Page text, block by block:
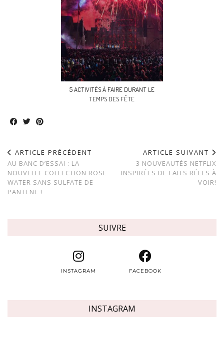
5 ACTIVITÉS À FAIRE DURANT LE
TEMPS DES FÊTE
ARTICLE PRÉCÉDENT
AU BANC D’ESSAI : LA
NOUVELLE COLLECTION ROSE
WATER SANS SULFATE DE
PANTENE !
ARTICLE SUIVANT
3 NOUVEAUTÉS NETFLIX
INSPIRÉES DE FAITS RÉELS À
VOIR!
SUIVRE
INSTAGRAM FACEBOOK
INSTAGRAM